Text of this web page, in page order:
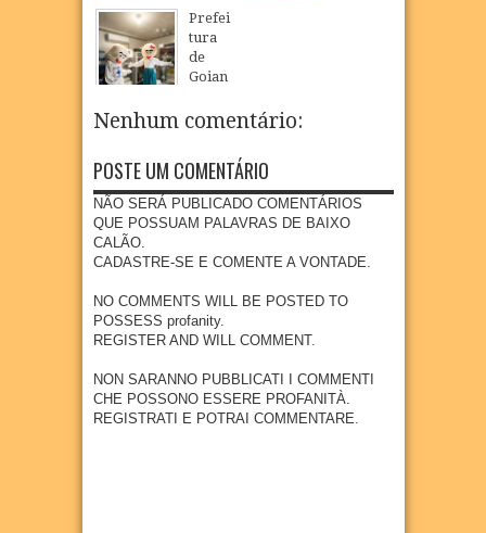
EM
POVO
AÇÃO
DE
ENÇO
Goian
a
ução
de
nova
escola
a com
a e
quadr
a em
Povoa
São
nço
07 Aug 2026
ção
infanti
Goian
04 Aug 2026
Prefei
tura
de
Goian
realiz
anha
de
Multiv
acinaç
ão
para
crianç
as e
adoles
centes
meno
res de
15
anos
Nenhum comentário:
POSTE UM COMENTÁRIO
NÃO SERÁ PUBLICADO COMENTÁRIOS
QUE POSSUAM PALAVRAS DE BAIXO
CALÃO.
CADASTRE-SE E COMENTE A VONTADE.
NO COMMENTS WILL BE POSTED TO
POSSESS profanity.
REGISTER AND WILL COMMENT.
NON SARANNO PUBBLICATI I COMMENTI
CHE POSSONO ESSERE PROFANITÀ.
REGISTRATI E POTRAI COMMENTARE.